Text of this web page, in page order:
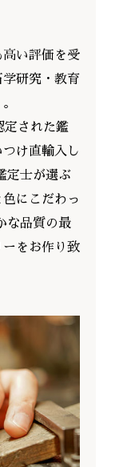
高い評価を受
研究・教育
された鑑
け直輸入し
定士が選ぶ
にこだわっ
な品質の最
をお作り致